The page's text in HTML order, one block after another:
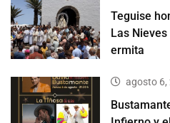
Teguise
Las
ermita
agosto 6,